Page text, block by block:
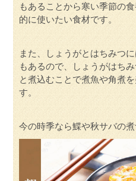
もあることから寒い季節の
的に使いたい食材です。
また、しょうがとはちみつ
もあるので、しょうがはち
と煮込むことで煮魚や角煮
す。
今の時季なら鰈や秋サバの煮